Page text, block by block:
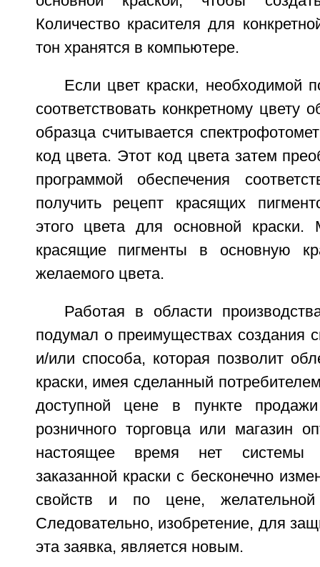
Количество красителя для
тон хранятся в компьютере.
Если цвет краски, необходимой
соответствовать конкретному цвету
образца считывается
код цвета. Этот код цвета затем
программой обеспечения
получить рецепт красящих
этого цвета для основной
красящие пигменты в основную
желаемого цвета.
Работая в области
подумал о преимуществах создания
и/или способа, которая позволит
краски, имея сделанный
доступной цене в пункте
розничного торговца или магазин
настоящее время нет системы
заказанной краски с бесконечно
свойств и по цене,
Следовательно, изобретение, для
эта заявка, является новым.